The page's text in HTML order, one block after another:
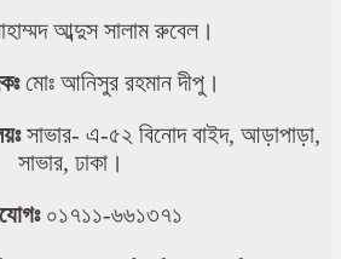
আব্দুস সালাম রুবেল।
মোঃ আনিসুর রহমান দীপু।
সাভার- এ-৫২ বিনোদ বাইদ, আড়াপাড়া,
সাভার, ঢাকা।
০১৭১১-৬৬১৩৭১